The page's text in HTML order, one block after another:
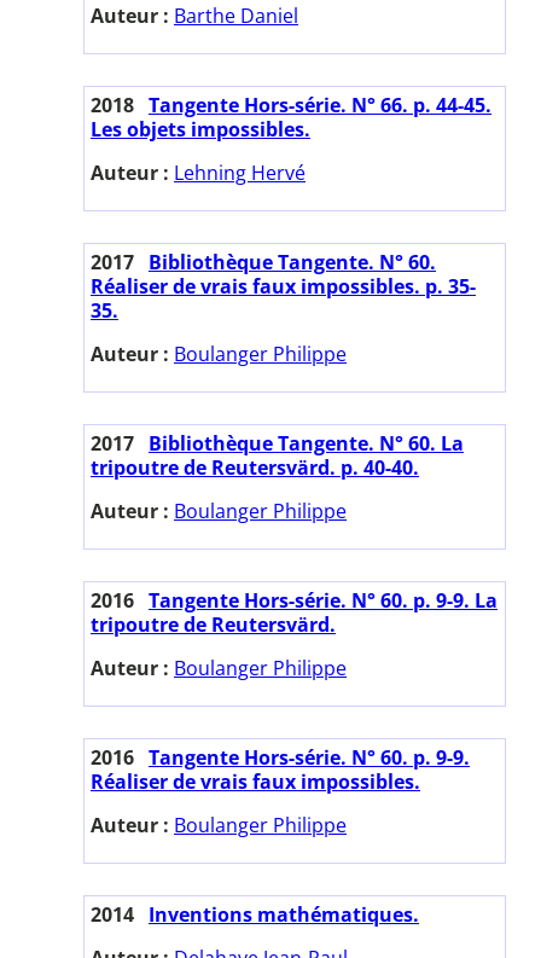
Auteur : Barthe Daniel
2018 Tangente Hors-série. N° 66. p. 44-45.
Les objets impossibles.
Auteur : Lehning Hervé
2017 Bibliothèque Tangente. N° 60.
Réaliser de vrais faux impossibles. p. 35-
35.
Auteur : Boulanger Philippe
2017 Bibliothèque Tangente. N° 60. La
tripoutre de Reutersvärd. p. 40-40.
Auteur : Boulanger Philippe
2016 Tangente Hors-série. N° 60. p. 9-9. La
tripoutre de Reutersvärd.
Auteur : Boulanger Philippe
2016 Tangente Hors-série. N° 60. p. 9-9.
Réaliser de vrais faux impossibles.
Auteur : Boulanger Philippe
2014 Inventions mathématiques.